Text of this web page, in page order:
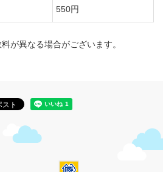
550円
が異なる場合がございます。